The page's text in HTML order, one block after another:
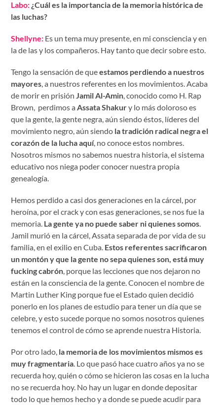
Labo: ¿Cuál es la importancia de la memoria histórica de
las luchas?
Shellyne: Es un tema muy presente, en mi consciencia y en
la de las y los compañeros. Hay tanto que decir sobre esto.
Tengo la sensación de queestamos perdiendo a nuestros
mayores , a nuestros referentes en los movimientos. Acaba
de morir en prisión Jamil Al-Amin , conocido como H. Rap
Brown, perdimos a Assata Shakury lo más doloroso es
que la gente, la gente negra, aún siendo éstos, líderes del
movimiento negro, aún siendo la tradición radical negra el
corazón de la lucha aquí, no conoce estos nombres.
Nosotros mismos no sabemos nuestra historia, el sistema
educativo nos niega poder conocer nuestra propia
genealogía.
Hemos perdido a casi dos generaciones en la cárcel, por
heroína, por el crack y con esas generaciones, se nos fue la
memoria. La gente ya no puede saber ni quienes somos
Jamil murió en la cárcel, Assata separada de por vida de su
familia, en el exilio en Cuba. Estos referentes sacrificaron
un montón y que la gente no sepa quienes son, está muy
fucking cabrón , porque las lecciones que nos dejaron no
están en la consciencia de la gente. Conocen el nombre de
Martin Luther King porque fue el Estado quien decidió
ponerlo en los planes de estudio para tener un día que se
celebre, y esto sucede porque no somos nosotros quienes
tenemos el control de cómo se aprende nuestra Historia.
Por otro lado, la memoria de los movimientos mismos es
muy fragmentaria . Lo que pasó hace cuatro años ya no se
recuerda hoy, quién o cómo se hicieron las cosas en la lucha
no se recuerda hoy. No hay un lugar en donde depositar
todo lo que hemos hecho y a donde se puede acudir para